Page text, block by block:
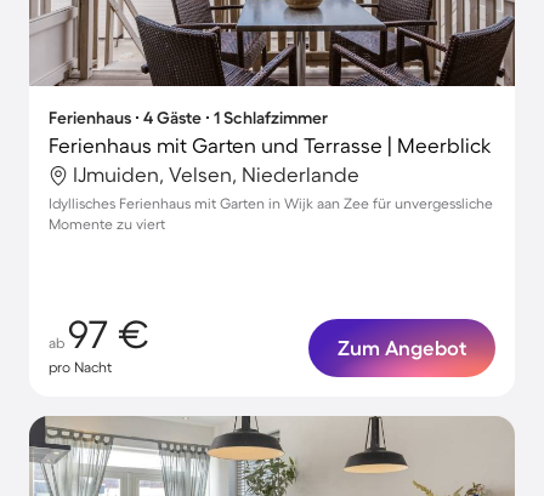
Ferienhaus ∙ 4 Gäste ∙ 1 Schlafzimmer
Ferienhaus mit Garten und Terrasse | Meerblick
IJmuiden, Velsen, Niederlande
Idyllisches Ferienhaus mit Garten in Wijk aan Zee für unvergessliche
Momente zu viert
ab 97 €
pro Nacht
Zum Angebot